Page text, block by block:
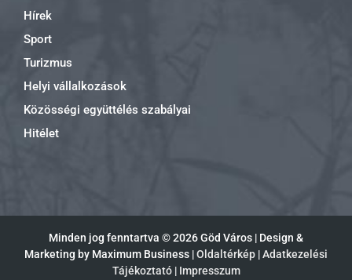
Hírek
Sport
Turizmus
Helyi vállalkozások
Közösségi együttélés szabályai
Hitélet
Minden jog fenntartva ©2026 Göd Város | Design &
Marketing by Maximum Business |Oldaltérkép |Adatkezelési
Tájékoztató| Impresszum